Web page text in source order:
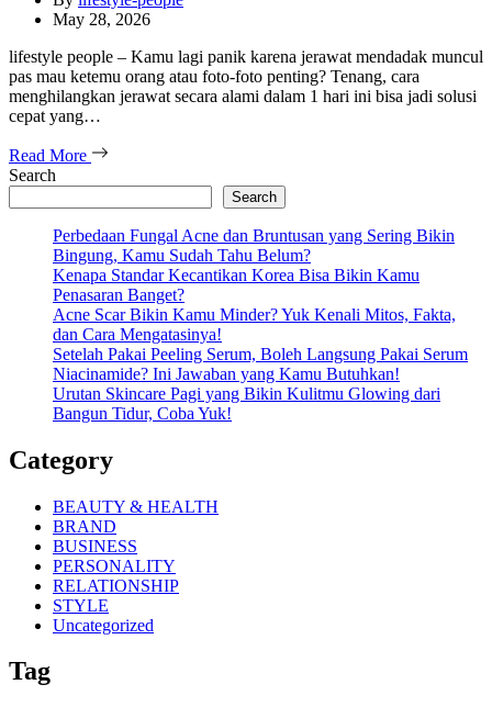
May 28, 2026
lifestyle people – Kamu lagi panik karena jerawat mendadak muncul
pas mau ketemu orang atau foto-foto penting? Tenang, cara
menghilangkan jerawat secara alami dalam 1 hari ini bisa jadi solusi
cepat yang…
Read More
Search
Search
Perbedaan Fungal Acne dan Bruntusan yang Sering Bikin
Bingung, Kamu Sudah Tahu Belum?
Kenapa Standar Kecantikan Korea Bisa Bikin Kamu
Penasaran Banget?
Acne Scar Bikin Kamu Minder? Yuk Kenali Mitos, Fakta,
dan Cara Mengatasinya!
Setelah Pakai Peeling Serum, Boleh Langsung Pakai Serum
Niacinamide? Ini Jawaban yang Kamu Butuhkan!
Urutan Skincare Pagi yang Bikin Kulitmu Glowing dari
Bangun Tidur, Coba Yuk!
Category
BEAUTY & HEALTH
BRAND
BUSINESS
PERSONALITY
RELATIONSHIP
STYLE
Uncategorized
Tag